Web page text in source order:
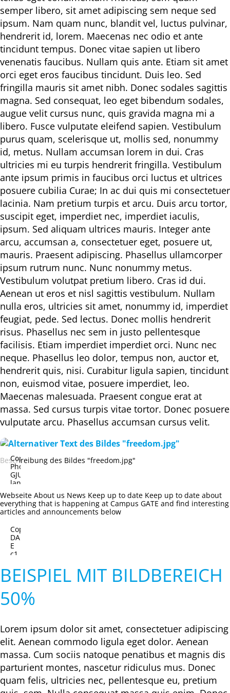
semper libero, sit amet adipiscing sem neque sed
ipsum. Nam quam nunc, blandit vel, luctus pulvinar,
hendrerit id, lorem. Maecenas nec odio et ante
tincidunt tempus. Donec vitae sapien ut libero
venenatis faucibus. Nullam quis ante. Etiam sit amet
orci eget eros faucibus tincidunt. Duis leo. Sed
fringilla mauris sit amet nibh. Donec sodales sagittis
magna. Sed consequat, leo eget bibendum sodales,
augue velit cursus nunc, quis gravida magna mi a
libero. Fusce vulputate eleifend sapien. Vestibulum
purus quam, scelerisque ut, mollis sed, nonummy
id, metus. Nullam accumsan lorem in dui. Cras
ultricies mi eu turpis hendrerit fringilla. Vestibulum
ante ipsum primis in faucibus orci luctus et ultrices
posuere cubilia Curae; In ac dui quis mi consectetuer
lacinia. Nam pretium turpis et arcu. Duis arcu tortor,
suscipit eget, imperdiet nec, imperdiet iaculis,
ipsum. Sed aliquam ultrices mauris. Integer ante
arcu, accumsan a, consectetuer eget, posuere ut,
mauris. Praesent adipiscing. Phasellus ullamcorper
ipsum rutrum nunc. Nunc nonummy metus.
Vestibulum volutpat pretium libero. Cras id dui.
Aenean ut eros et nisl sagittis vestibulum. Nullam
nulla eros, ultricies sit amet, nonummy id, imperdiet
feugiat, pede. Sed lectus. Donec mollis hendrerit
risus. Phasellus nec sem in justo pellentesque
facilisis. Etiam imperdiet imperdiet orci. Nunc nec
neque. Phasellus leo dolor, tempus non, auctor et,
hendrerit quis, nisi. Curabitur ligula sapien, tincidunt
non, euismod vitae, posuere imperdiet, leo.
Maecenas malesuada. Praesent congue erat at
massa. Sed cursus turpis vitae tortor. Donec posuere
vulputate arcu. Phasellus accumsan cursus velit.
Beschreibung des Bildes "freedom.jpg"
Copyright:
Photo
GJU
landing
page
under
‘Two
universities,
opportunities
for
you:
photo
Hartung,
Korder,
Wagner
Webseite About us News Keep up to date Keep up to date about
everything that is happening at Campus GATE and find interesting
articles and announcements below
Copyright:
DALL-
E
c1
BEISPIEL MIT BILDBEREICH
50%
Lorem ipsum dolor sit amet, consectetuer adipiscing
elit. Aenean commodo ligula eget dolor. Aenean
massa. Cum sociis natoque penatibus et magnis dis
parturient montes, nascetur ridiculus mus. Donec
quam felis, ultricies nec, pellentesque eu, pretium